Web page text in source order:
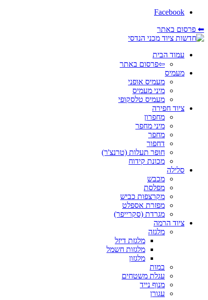
Facebook
⬅ פרסום באתר
עמוד הבית
⇦פרסום באתר
מעמיס
מעמיס אופני
מיני מעמיס
מעמיס טלסקופי
ציוד חפירה
מחפרון
מיני מחפר
מחפר
דחפור
חופר תעלות (טרנצ'ר)
מכונת קידוח
סלילה
מכבש
מפלסת
מקרצפות כביש
מפזרת אספלט
מגרדת (סקרייפר)
ציוד הרמה
מלגזה
מלגזת דיזל
מלגזות חשמל
מלגזון
במות
עגלת משטחים
מנוף נייד
עגורן